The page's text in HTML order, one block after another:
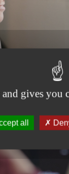
and gives
all